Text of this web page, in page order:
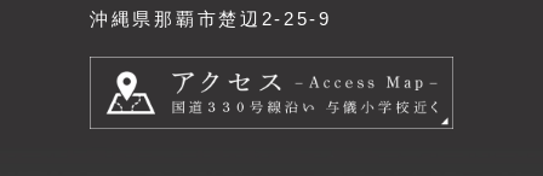
沖縄県那覇市楚辺2-25-9